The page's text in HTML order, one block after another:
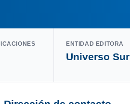
ENTIDAD EDITORA
Universo Sur